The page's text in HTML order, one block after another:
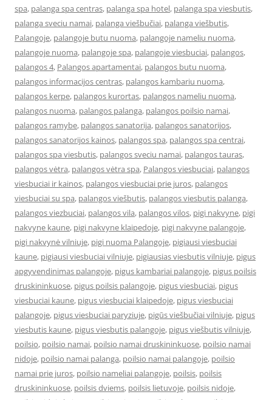
spa, palanga spa centras, palanga spa hotel, palanga spa viesbutis,
palanga sveciu namai, palanga viešbučiai, palanga viešbutis,
Palangoje, palangoje butu nuoma, palangoje nameliu nuoma,
palangoje nuoma, palangoje spa, palangoje viesbuciai, palangos,
palangos 4, Palangos apartamentai, palangos butu nuoma,
palangos informacijos centras, palangos kambariu nuoma,
palangos kerpe, palangos kurortas, palangos nameliu nuoma,
palangos nuoma, palangos palanga, palangos poilsio namai,
palangos ramybe, palangos sanatorija, palangos sanatorijos,
palangos sanatorijos kainos, palangos spa, palangos spa centrai,
palangos spa viesbutis, palangos sveciu namai, palangos tauras,
palangos vėtra, palangos vėtra spa, Palangos viesbuciai, palangos
viesbuciai ir kainos, palangos viesbuciai prie juros, palangos
viesbuciai su spa, palangos viešbutis, palangos viesbutis palanga,
palangos viezbuciai, palangos vila, palangos vilos, pigi nakvyne, pigi
nakvyne kaune, pigi nakvyne klaipedoje, pigi nakvyne palangoje,
pigi nakvynė vilniuje, pigi nuoma Palangoje, pigiausi viesbuciai
kaune, pigiausi viesbuciai vilniuje, pigiausias viesbutis vilniuje, pigus
apgyvendinimas palangoje, pigus kambariai palangoje, pigus poilsis
druskininkuose, pigus poilsis palangoje, pigus viesbuciai, pigus
viesbuciai kaune, pigus viesbuciai klaipedoje, pigus viesbuciai
palangoje, pigus viesbuciai paryziuje, pigūs viešbučiai vilniuje, pigus
viesbutis kaune, pigus viesbutis palangoje, pigus viešbutis vilniuje,
poilsio, poilsio namai, poilsio namai druskininkuose, poilsio namai
nidoje, poilsio namai palanga, poilsio namai palangoje, poilsio
namai prie juros, poilsio nameliai palangoje, poilsis, poilsis
druskininkuose, poilsis dviems, poilsis lietuvoje, poilsis nidoje,